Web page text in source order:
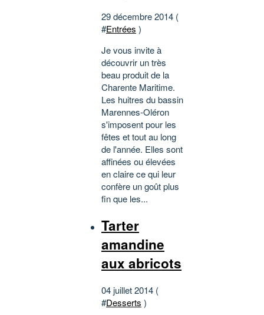
29 décembre 2014 (
#Entrées )
Je vous invite à
découvrir un très
beau produit de la
Charente Maritime.
Les huitres du bassin
Marennes-Oléron
s'imposent pour les
fêtes et tout au long
de l'année. Elles sont
affinées ou élevées
en claire ce qui leur
confère un goût plus
fin que les...
Tarter
amandine
aux abricots
04 juillet 2014 (
#Desserts )